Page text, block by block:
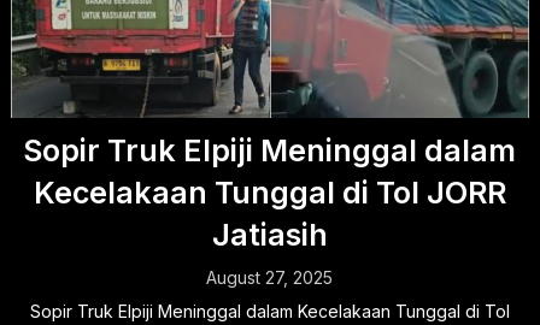
Sopir Truk Elpiji Meninggal dalam
Kecelakaan Tunggal di Tol JORR
Jatiasih
August 27, 2025
Sopir Truk Elpiji Meninggal dalam Kecelakaan Tunggal di Tol